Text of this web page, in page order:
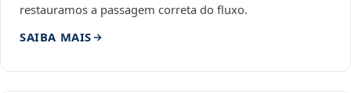
restauramos a passagem correta do fluxo.
SAIBA MAIS